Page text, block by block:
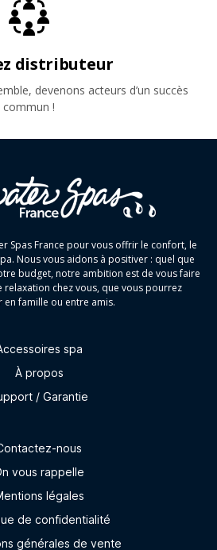
distributeur
devenons acteurs d’un succès
commun !
Spas France pour vous offrir le confort, le
Nous vous aidons à positiver : quel que
budget, notre ambition est de vous faire
relaxation chez vous, que vous pourrez
en famille ou entre amis.
spa
À propos
/ Garantie
nous
vous rappelle
légales
de confidentialité
générales de vente